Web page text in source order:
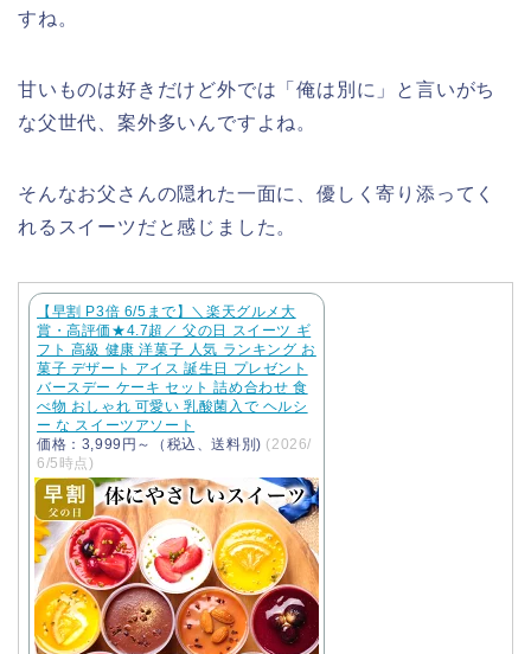
すね。
甘いものは好きだけど外では「俺は別に」と言いがち
な父世代、案外多いんですよね。
そんなお父さんの隠れた一面に、優しく寄り添ってく
れるスイーツだと感じました。
【早割 P3倍 6/5まで】＼楽天グルメ大
賞・高評価★4.7超／ 父の日 スイーツ ギ
フト 高級 健康 洋菓子 人気 ランキング お
菓子 デザート アイス 誕生日 プレゼント
バースデー ケーキ セット 詰め合わせ 食
べ物 おしゃれ 可愛い 乳酸菌入で ヘルシ
ー な スイーツアソート
価格：3,999円～（税込、送料別) (2026/
6/5時点)